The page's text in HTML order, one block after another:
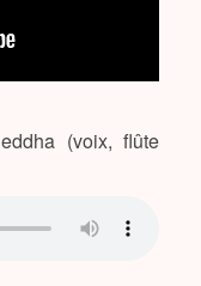
(voix, flûte